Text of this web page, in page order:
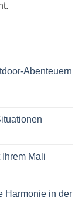
Abenteuern
Mali
Harmonie in der